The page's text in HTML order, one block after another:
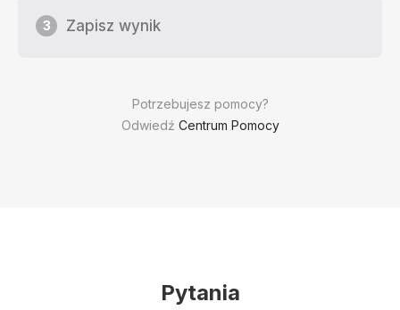
Potrzebujesz pomocy?
Odwiedź Centrum Pomocy
3 Zapisz wynik
Pytania